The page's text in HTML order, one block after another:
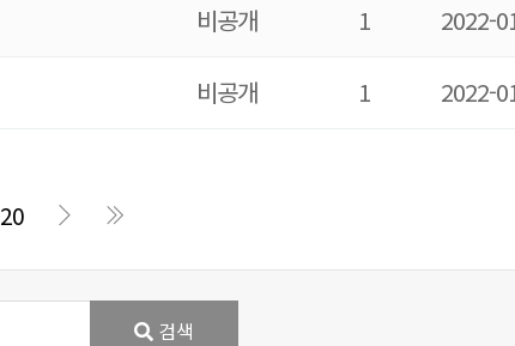
비공개 1 2022-
비공개 1 2022-
20
검색